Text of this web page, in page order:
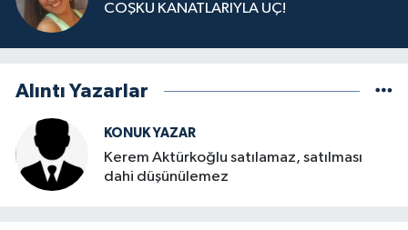
COŞKU KANATLARIYLA UÇ!
Alıntı Yazarlar
KONUK YAZAR
Kerem Aktürkoğlu satılamaz, satılması
dahi düşünülemez